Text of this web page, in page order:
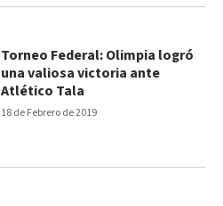
18 de Febrero de 2019
Torneo Federal: Olimpia logró
una valiosa victoria ante
Atlético Tala